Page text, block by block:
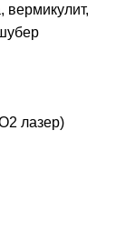
вермикулит,
лазер)